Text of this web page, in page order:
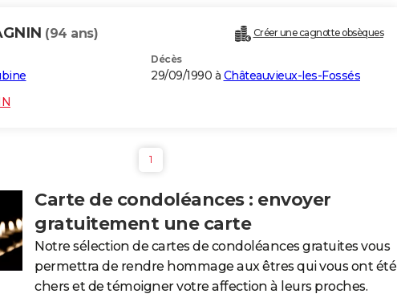
(94 ans) Créer une cagnotte obsèques
Décès
29/09/1990 à Châteauvieux-les-Fossés
1
Carte de condoléances : envoyer
gratuitement une carte
Notre sélection de cartes de condoléances gratuites vous
permettra de rendre hommage aux êtres qui vous ont été
chers et de témoigner votre affection à leurs proches.